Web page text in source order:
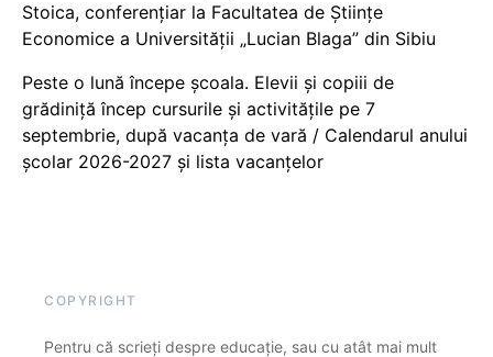
Stoica, conferențiar la Facultatea de Științe
Economice a Universității „Lucian Blaga” din Sibiu
Peste o lună începe școala. Elevii și copiii de
grădiniță încep cursurile și activitățile pe 7
septembrie, după vacanța de vară / Calendarul anului
școlar 2026-2027 și lista vacanțelor
COPYRIGHT
Pentru că scrieți despre educație, sau cu atât mai mult